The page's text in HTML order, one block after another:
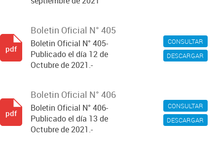
CONSULTAR
DESCARGAR
Boletin Oficial N° 405
Boletin Oficial N° 405-
Publicado el día 12 de
Octubre de 2021.-
pdf
CONSULTAR
DESCARGAR
Boletin Oficial N° 406
Boletin Oficial N° 406-
Publicado el día 13 de
Octubre de 2021.-
pdf